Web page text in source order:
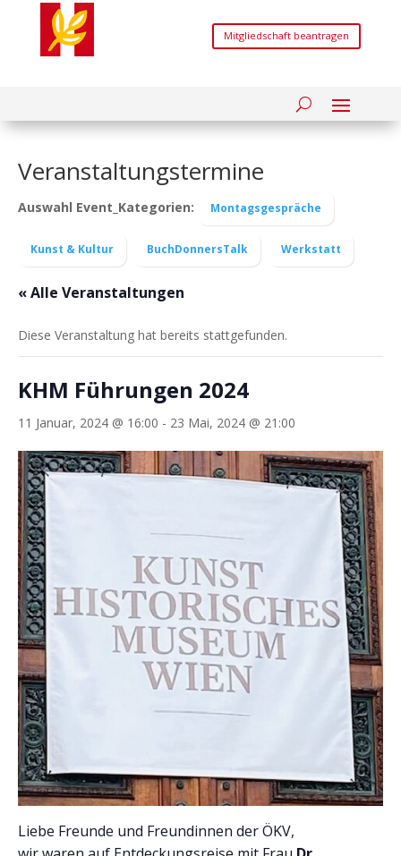
Mitgliedschaft beantragen
Veranstaltungstermine
Auswahl Event_Kategorien: Montagsgespräche
Kunst & Kultur BuchDonnersTalk Werkstatt
« Alle Veranstaltungen
Diese Veranstaltung hat bereits stattgefunden.
KHM Führungen 2024
11 Januar, 2024 @ 16:00 - 23 Mai, 2024 @ 21:00
Liebe Freunde und Freundinnen der ÖKV,